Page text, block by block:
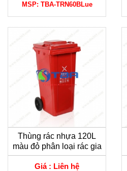
MSP: TBA-TRN60BLue
Thùng rác nhựa 120L
màu đỏ phân loại rác gia
đình
Giá : Liên hệ